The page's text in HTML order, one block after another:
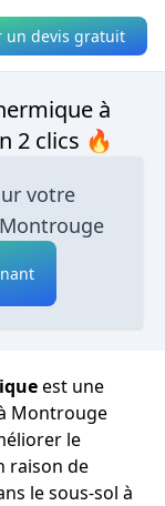
un devis gratuit
à
2 clics 🔥
votre
est une
Montrouge
le
raison de
le sous-sol à